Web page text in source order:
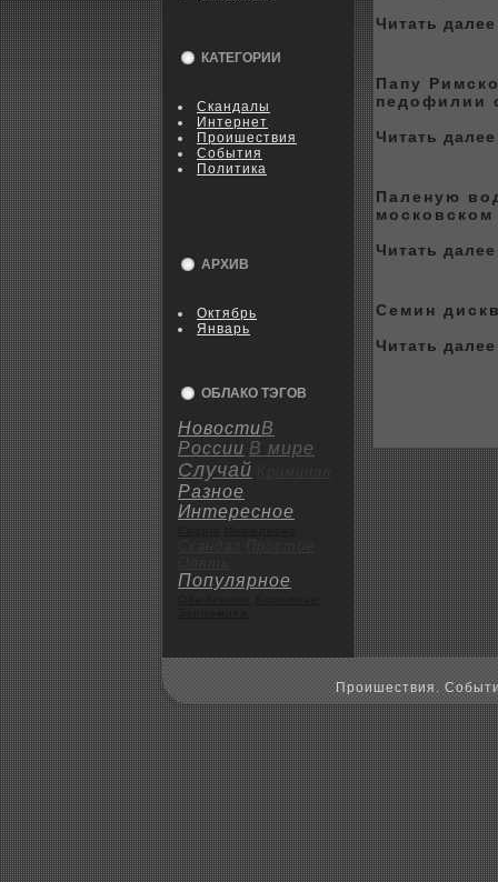
КАТЕГОРИИ
Скандалы
Интернет
Пpoишествия
События
Политика
АРХИВ
Октябрь
Январь
ОБЛАКО ТЭГОВ
НовостиВ
России В мире
Случай
Разное
Интересное
Популярное
Читать
Папу
педофилии
Читать
Паленую
москoвскoм
Читать
Семин
Читать
Пpoишествия.